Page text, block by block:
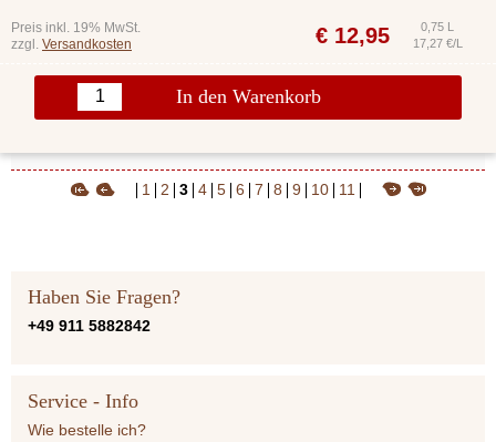
Preis inkl. 19% MwSt.
zzgl. Versandkosten € 12,95
0,75 L
17,27 €/L
In den Warenkorb
1 2 3 4 5 6 7 8 9 10 11
Haben Sie Fragen?
+49 911 5882842
Service - Info
Wie bestelle ich?